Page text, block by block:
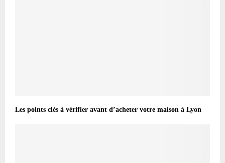
Les points clés à vérifier avant d’acheter votre maison à Lyon